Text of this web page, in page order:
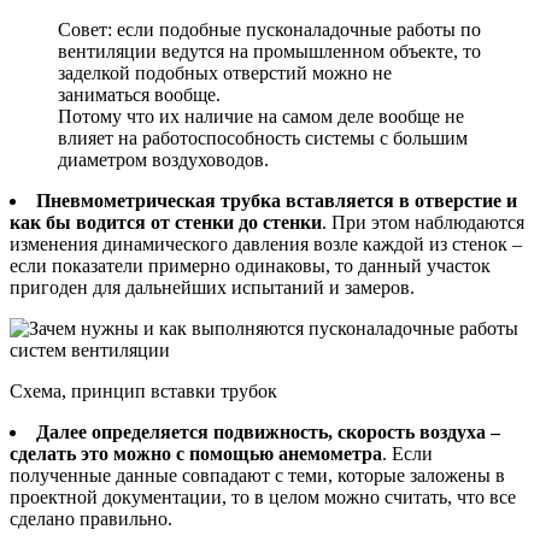
Совет: если подобные пусконаладочные работы по
вентиляции ведутся на промышленном объекте, то
заделкой подобных отверстий можно не
заниматься вообще.
Потому что их наличие на самом деле вообще не
влияет на работоспособность системы с большим
диаметром воздуховодов.
Пневмометрическая трубка вставляется в отверстие и
как бы водится от стенки до стенки. При этом наблюдаются
изменения динамического давления возле каждой из стенок –
если показатели примерно одинаковы, то данный участок
пригоден для дальнейших испытаний и замеров.
Схема, принцип вставки трубок
Далее определяется подвижность, скорость воздуха –
сделать это можно с помощью анемометра. Если
полученные данные совпадают с теми, которые заложены в
проектной документации, то в целом можно считать, что все
сделано правильно.